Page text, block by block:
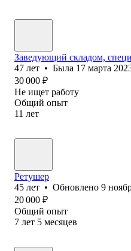
Заведующий складом,
47 лет • Была 17 марта
30 000 ₽
Не ищет работу
Общий опыт
11 лет
Ретушер
45 лет • Обновлено 9
20 000 ₽
Общий опыт
7 лет 5 месяцев